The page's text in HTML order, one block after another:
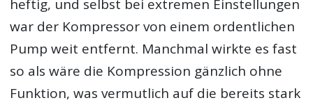
heftig, und selbst bei extremen Einstellungen
war der Kompressor von einem ordentlichen
Pump weit entfernt. Manchmal wirkte es fast
so als wäre die Kompression gänzlich ohne
Funktion, was vermutlich auf die bereits stark